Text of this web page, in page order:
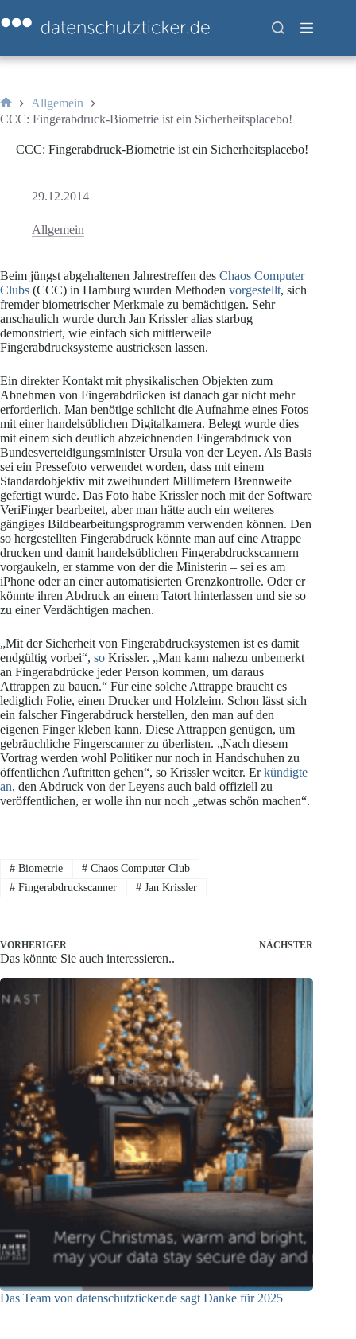
Inhalt
springen
Start
Allgemein
CCC: Fingerabdruck-Biometrie ist ein Sicherheitsplacebo!
CCC: Fingerabdruck-Biometrie ist ein Sicherheitsplacebo!
29.12.2014
Allgemein
Beim jüngst abgehaltenen Jahrestreffen des Chaos Computer
Clubs (CCC) in Hamburg wurden Methoden vorgestellt, sich
fremder biometrischer Merkmale zu bemächtigen. Sehr
anschaulich wurde durch Jan Krissler alias starbug
demonstriert, wie einfach sich mittlerweile
Fingerabdrucksysteme austricksen lassen.
Ein direkter Kontakt mit physikalischen Objekten zum
Abnehmen von Fingerabdrücken ist danach gar nicht mehr
erforderlich. Man benötige schlicht die Aufnahme eines Fotos
mit einer handelsüblichen Digitalkamera. Belegt wurde dies
mit einem sich deutlich abzeichnenden Fingerabdruck von
Bundesverteidigungsminister Ursula von der Leyen. Als Basis
sei ein Pressefoto verwendet worden, dass mit einem
Standardobjektiv mit zweihundert Millimetern Brennweite
gefertigt wurde. Das Foto habe Krissler noch mit der Software
VeriFinger bearbeitet, aber man hätte auch ein weiteres
gängiges Bildbearbeitungsprogramm verwenden können. Den
so hergestellten Fingerabdruck könnte man auf eine Atrappe
drucken und damit handelsüblichen Fingerabdruckscannern
vorgaukeln, er stamme von der die Ministerin – sei es am
iPhone oder an einer automatisierten Grenzkontrolle. Oder er
könnte ihren Abdruck an einem Tatort hinterlassen und sie so
zu einer Verdächtigen machen.
„Mit der Sicherheit von Fingerabdrucksystemen ist es damit
endgültig vorbei“, so Krissler. „Man kann nahezu unbemerkt
an Fingerabdrücke jeder Person kommen, um daraus
Attrappen zu bauen.“ Für eine solche Attrappe braucht es
lediglich Folie, einen Drucker und Holzleim. Schon lässt sich
ein falscher Fingerabdruck herstellen, den man auf den
eigenen Finger kleben kann. Diese Attrappen genügen, um
gebräuchliche Fingerscanner zu überlisten. „Nach diesem
Vortrag werden wohl Politiker nur noch in Handschuhen zu
öffentlichen Auftritten gehen“, so Krissler weiter. Erkündigte
an, den Abdruck von der Leyens auch bald offiziell zu
veröffentlichen, er wolle ihn nur noch „etwas schön machen“.
#Biometrie #Chaos Computer Club
#Fingerabdruckscanner #Jan Krissler
VORHERIGER NÄCHSTER
Das könnte Sie auch interessieren..
Das Team von datenschutzticker.de sagt Danke für 2025